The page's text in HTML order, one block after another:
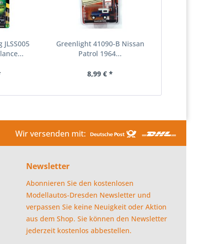
Greenlight 41090-B Nissan
Patrol 1964...
8,99 € *
Wir versenden mit:
Newsletter
Abonnieren Sie den kostenlosen
Modellautos-Dresden Newsletter und
verpassen Sie keine Neuigkeit oder Aktion
aus dem Shop. Sie können den Newsletter
jederzeit kostenlos abbestellen.